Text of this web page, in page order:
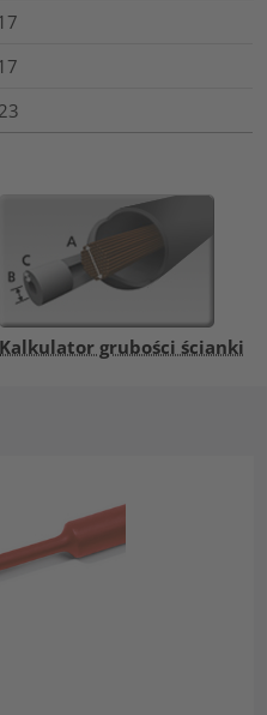
Kalkulator grubości ścianki